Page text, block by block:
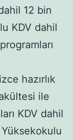
12 bin
KDV dahil
hazırlık
ile
KDV dahil